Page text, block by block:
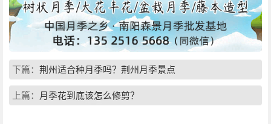
下篇： 荆州适合种月季吗？荆州月季景点
上篇： 月季花到底该怎么修剪？